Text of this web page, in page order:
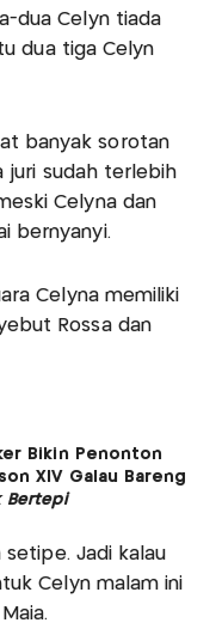
dua Celyn tiada
dua tiga Celyn
banyak sorotan
juri sudah terlebih
Celyna dan
bernyanyi.
Celyna memiliki
Rossa dan
Bikin Penonton
XIV Galau Bareng
Bertepi
setipe. Jadi kalau
Celyn malam ini